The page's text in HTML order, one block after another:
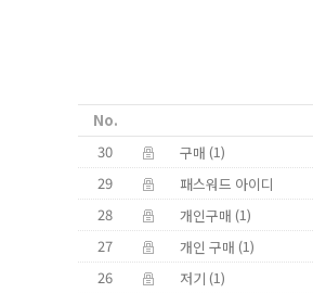
No.
30
구매 (1)
29
패스워드 아이디
28
개인구매 (1)
27
개인 구매 (1)
26
저기 (1)